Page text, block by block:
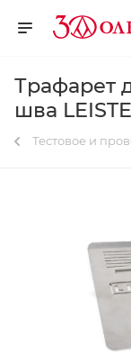
Трафарет
шва
Тестовое и